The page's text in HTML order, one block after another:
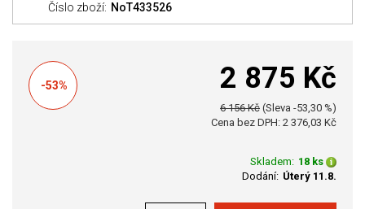
Číslo zboží: NoT433526
-53% 2 875 Kč
6 156 Kč (Sleva -53,30 %)
Cena bez DPH: 2 376,03 Kč
Skladem: 18 ks
Dodání: Úterý 11.8.